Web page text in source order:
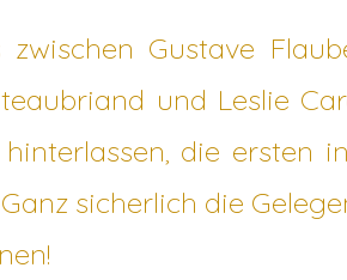
Gustave
und Leslie
die ersten
sicherlich die